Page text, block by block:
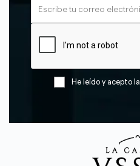
He leído y acepto la